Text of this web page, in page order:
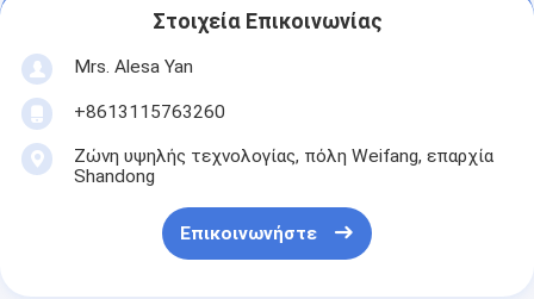
Στοιχεία Επικοινωνίας
Mrs. Alesa Yan
+8613115763260
Ζώνη υψηλής τεχνολογίας, πόλη Weifang, επαρχία
Shandong
Επικοινωνήστε